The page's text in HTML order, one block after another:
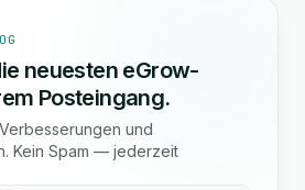
neuesten eGrow-
Posteingang.
und
Kein Spam — jederzeit